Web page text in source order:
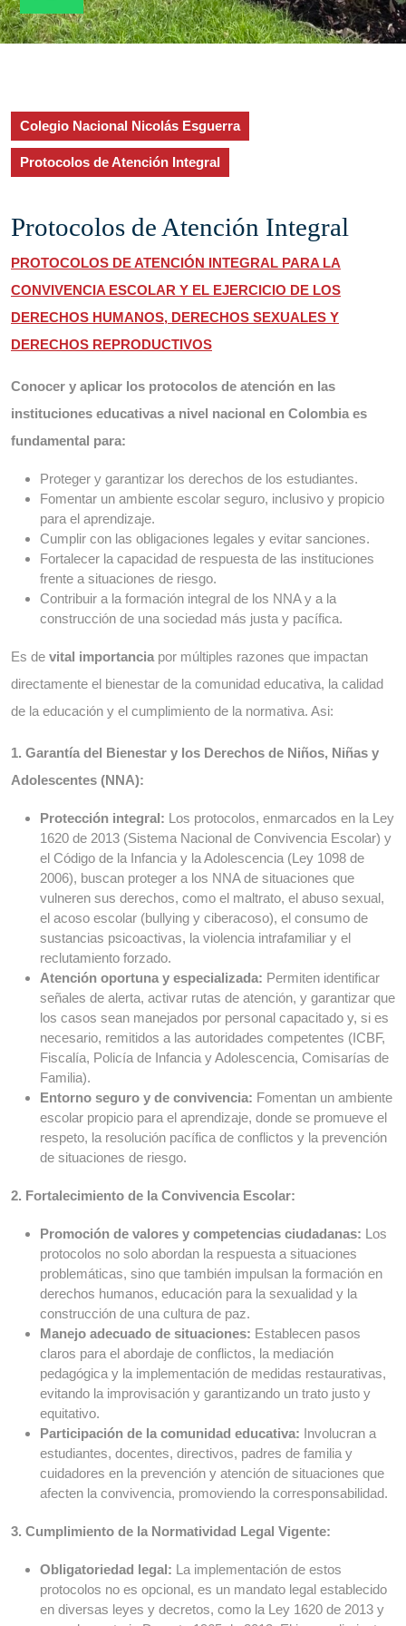
Colegio Nacional Nicolás Esguerra
Protocolos de Atención Integral
Protocolos de Atención Integral
PROTOCOLOS DE ATENCIÓN INTEGRAL PARA LA
CONVIVENCIA ESCOLAR Y EL EJERCICIO DE LOS
DERECHOS HUMANOS, DERECHOS SEXUALES Y
DERECHOS REPRODUCTIVOS
Conocer y aplicar los protocolos de atención en las
instituciones educativas a nivel nacional en Colombia es
fundamental para:
Proteger y garantizar los derechos de los estudiantes.
Fomentar un ambiente escolar seguro, inclusivo y propicio
para el aprendizaje.
Cumplir con las obligaciones legales y evitar sanciones.
Fortalecer la capacidad de respuesta de las instituciones
frente a situaciones de riesgo.
Contribuir a la formación integral de los NNA y a la
construcción de una sociedad más justa y pacífica.
Es de vital importancia por múltiples razones que impactan
directamente el bienestar de la comunidad educativa, la calidad
de la educación y el cumplimiento de la normativa. Asi:
1. Garantía del Bienestar y los Derechos de Niños, Niñas y
Adolescentes (NNA):
Protección integral: Los protocolos, enmarcados en la Ley
1620 de 2013 (Sistema Nacional de Convivencia Escolar) y
el Código de la Infancia y la Adolescencia (Ley 1098 de
2006), buscan proteger a los NNA de situaciones que
vulneren sus derechos, como el maltrato, el abuso sexual,
el acoso escolar (bullying y ciberacoso), el consumo de
sustancias psicoactivas, la violencia intrafamiliar y el
reclutamiento forzado.
Atención oportuna y especializada: Permiten identificar
señales de alerta, activar rutas de atención, y garantizar que
los casos sean manejados por personal capacitado y, si es
necesario, remitidos a las autoridades competentes (ICBF,
Fiscalía, Policía de Infancia y Adolescencia, Comisarías de
Familia).
Entorno seguro y de convivencia: Fomentan un ambiente
escolar propicio para el aprendizaje, donde se promueve el
respeto, la resolución pacífica de conflictos y la prevención
de situaciones de riesgo.
2. Fortalecimiento de la Convivencia Escolar:
Promoción de valores y competencias ciudadanas: Los
protocolos no solo abordan la respuesta a situaciones
problemáticas, sino que también impulsan la formación en
derechos humanos, educación para la sexualidad y la
construcción de una cultura de paz.
Manejo adecuado de situaciones: Establecen pasos
claros para el abordaje de conflictos, la mediación
pedagógica y la implementación de medidas restaurativas,
evitando la improvisación y garantizando un trato justo y
equitativo.
Participación de la comunidad educativa: Involucran a
estudiantes, docentes, directivos, padres de familia y
cuidadores en la prevención y atención de situaciones que
afecten la convivencia, promoviendo la corresponsabilidad.
3. Cumplimiento de la Normatividad Legal Vigente:
Obligatoriedad legal: La implementación de estos
protocolos no es opcional, es un mandato legal establecido
en diversas leyes y decretos, como la Ley 1620 de 2013 y